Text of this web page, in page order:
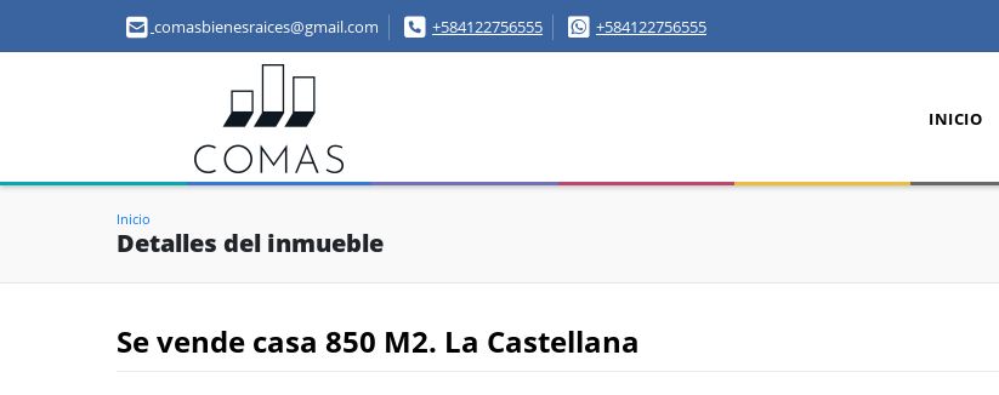
comasbienesraices@gmail.com +584122756555 +584122756555
INICIO
Inicio
Detalles del inmueble
Se vende casa 850 M2. La Castellana